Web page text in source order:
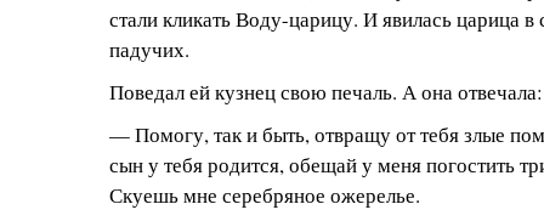
стали кликать Воду-царицу. И явилась царица
падучих.
Поведал ей кузнец свою печаль. А она отвечала:
— Помогу, так и быть, отвращу от тебя злые
сын у тебя родится, обещай у меня погостить
Скуешь мне серебряное ожерелье.